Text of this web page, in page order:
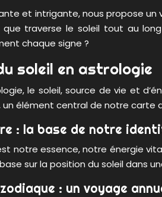
et intrigante, nous propose
que traverse le soleil tout au
chaque signe ?
soleil en astrologie
le soleil, source de vie et
un élément central de notre carte
: la base de notre
notre essence, notre énergie
sur la position du soleil dans
: un voyage